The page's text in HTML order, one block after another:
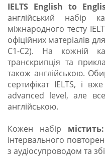
IELTS English to
англійський набір
міжнародного тесту
офіційних матеріалів
С1-С2). На кожній
транскрипція та
також англійською.
сертифікат IELTS, і
advanced level, але
англійською.
Кожен набір містить:
інтервального
з аудіосупроводом та